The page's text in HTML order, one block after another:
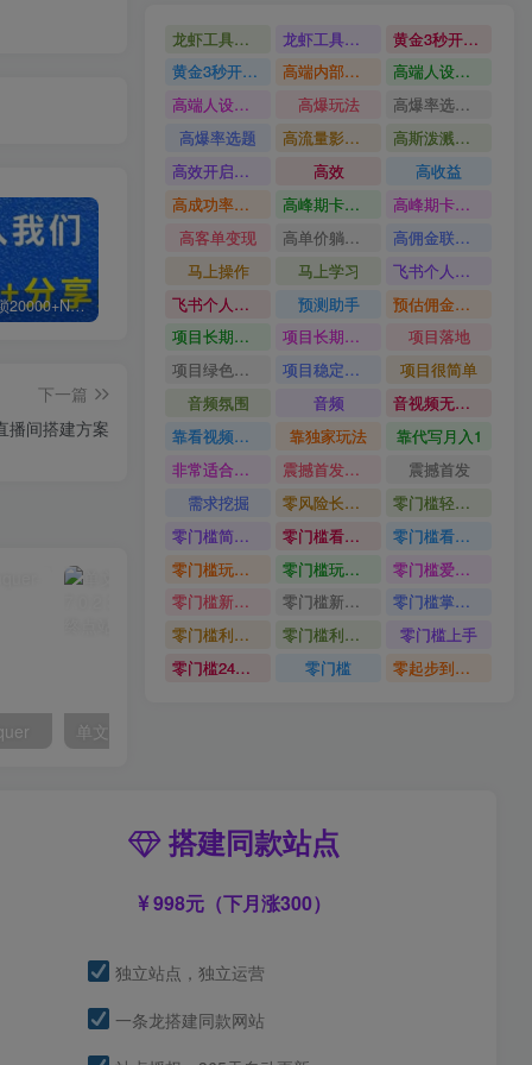
白菜价解锁20000+N个赚钱机会，加入轻创终点站会员，全站资源免费学习。 【站长运营资料】无水印课程资源
下一篇
播间搭建方案
龙虾工具完整部署教学图文视频理财多赛道AI变现 龙虾工具完整部署教学
黄金3秒开头与标题海报玩法六大运营硬核技能高效变现
黄金3秒开头与标题海报玩法
高端内部魔灵召唤挂G打金
高端人设搭建积累客户信任图文剪辑谈单转化实操教学
高端人设搭建积累客户信任
高爆玩法
高爆率选题方法
高爆率选题
高流量影视片
高斯泼溅与游戏化交互课程
高效开启跨境賺钱新通道
高效
高收益
高成功率爆款全流程打法
高峰期卡顿利润被抽干私域直播核心痛点解析
高峰期卡顿利润被抽干
高客单变现
高单价躺賺玩法
高佣金联盟课
马上操作
马上学习
飞书个人版100G注册教程无需额外扩容
飞书个人版100G注册教程
预测助手
预估佣金有2200
项目长期稳定宝妈上班族既能兼职增收
项目长期稳定
项目落地
项目绿色长久
项目稳定落地两年以上
项目很简单
音频氛围
音频
音视频无损切割剪辑神器
靠看视频就能在YouTube上賺到钱
靠独家玩法
靠代写月入1
非常适合小白快速上手
震撼首发小白利用电脑做游戏搬砖
震撼首发
需求挖掘
零风险长期做
零门槛轻资产创业
零门槛简单易上手
零门槛看完就能上手只需一部手机轻松日收30
零门槛看完就能上手
零门槛玩转伙伴计划与精选独家单日稳定收益1k
零门槛玩转伙伴计划与精选独家
零门槛爱奇艺变现冷门赛道
零门槛新手快速入门闲鱼电商日赚百元新手必看教程
零门槛新手快速入门闲鱼电商日赚百元
零门槛掌握汽车赛道变现玩法
零门槛利用AI只需几分钟轻松做出带货短视频
零门槛利用AI
零门槛上手
零门槛24小时无人值守被动创收项目
零门槛 零起步到独立实操
搭建同款站点
998元（下月涨300）
独立站点，独立运营
一条龙搭建同款网站